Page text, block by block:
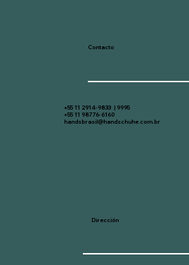
Contacto
+55 11 2914-9833 | 9995
+55 11 98776-6160
handsbrasil@handschuhe.com.br
Dirección